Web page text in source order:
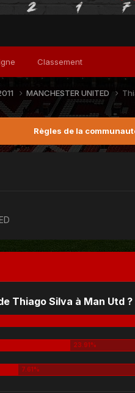
Classement
MANCHESTER UNITED
Règles de la
Thiago Silva à Man Utd ?